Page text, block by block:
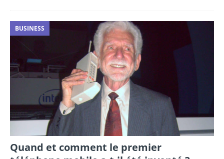
BUSINESS
Quand et comment le premier